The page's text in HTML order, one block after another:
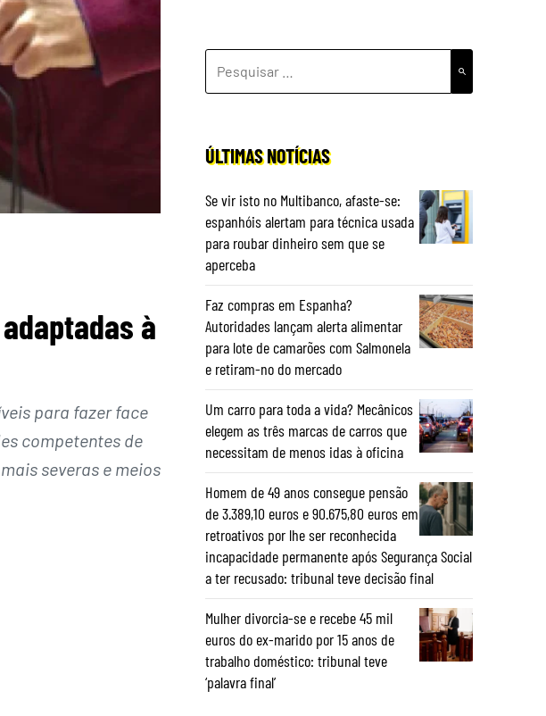
à
para fazer face
competentes de
severas e meios
POR:
ÚLTIMAS NOTÍCIAS
Se vir isto no Multibanco, afaste-se:
espanhóis alertam para técnica usada
para roubar dinheiro sem que se
aperceba
Faz compras em Espanha?
Autoridades lançam alerta alimentar
para lote de camarões com Salmonela
e retiram-no do mercado
Um carro para toda a vida? Mecânicos
elegem as três marcas de carros que
necessitam de menos idas à oficina
Homem de 49 anos consegue pensão
de 3.389,10 euros e 90.675,80 euros em
retroativos por lhe ser reconhecida
incapacidade permanente após Segurança Social
a ter recusado: tribunal teve decisão final
Mulher divorcia-se e recebe 45 mil
euros do ex-marido por 15 anos de
trabalho doméstico: tribunal teve
‘palavra final’